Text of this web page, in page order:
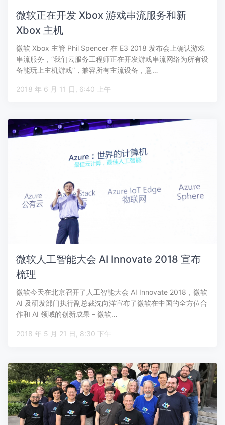
微软正在开发 Xbox 游戏串流服务和新
Xbox 主机
微软 Xbox 主管 Phil Spencer 在 E3 2018 发布会上确认游戏
串流服务，“我们云服务工程师正在开发游戏串流网络为所有设
备能玩上主机游戏”，兼容所有主流设备，意…
2018 年 6 月 11 日, 6:40 上午
微软人工智能大会 AI Innovate 2018 宣布
梳理
微软今天在北京召开了人工智能大会 AI Innovate 2018，微软
AI 及研发部门执行副总裁沈向洋宣布了微软在中国的全方位合
作和 AI 领域的创新成果 – 微软…
2018 年 5 月 21 日, 8:30 下午